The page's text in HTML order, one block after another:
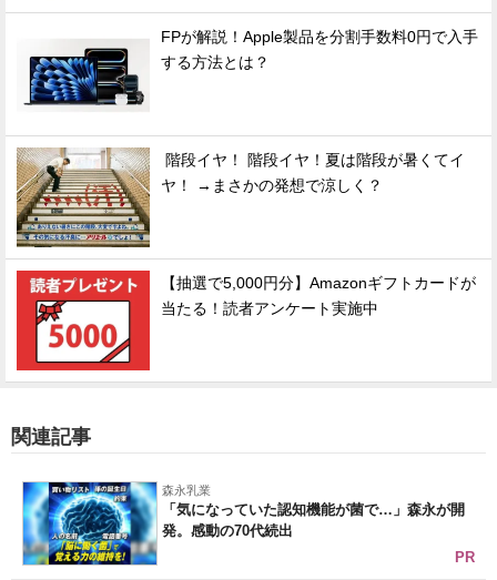
FPが解説！Apple製品を分割手数料0円で入手
する方法とは？
階段イヤ！ 階段イヤ！夏は階段が暑くてイ
ヤ！ →まさかの発想で涼しく？
【抽選で5,000円分】Amazonギフトカードが
当たる！読者アンケート実施中
関連記事
森永乳業
「気になっていた認知機能が菌で…」森永が開
発。感動の70代続出
PR